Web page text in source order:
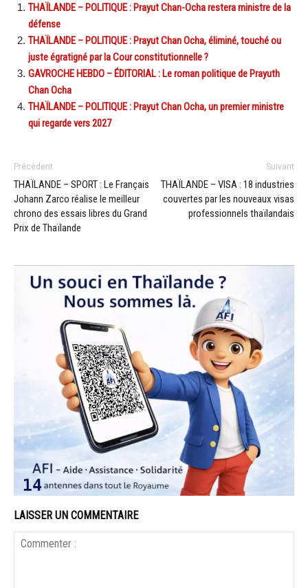
THAÏLANDE – POLITIQUE : Prayut Chan-Ocha restera ministre de la
défense
THAÏLANDE – POLITIQUE : Prayut Chan Ocha, éliminé, touché ou
juste égratigné par la Cour constitutionnelle ?
GAVROCHE HEBDO – ÉDITORIAL : Le roman politique de Prayuth
Chan Ocha
THAÏLANDE – POLITIQUE : Prayut Chan Ocha, un premier ministre
qui regarde vers 2027
Précédent
THAÏLANDE – SPORT : Le Français
Johann Zarco réalise le meilleur
chrono des essais libres du Grand
Prix de Thaïlande
Suivant
THAÏLANDE – VISA : 18 industries
couvertes par les nouveaux visas
professionnels thaïlandais
LAISSER UN COMMENTAIRE